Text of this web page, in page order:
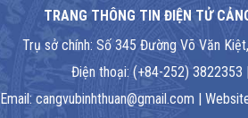
TRANG THÔNG TIN ĐIỆN TỬ
Trụ sở chính: Số 345 Đường Võ Văn
Điện thoại: (+84-252) 3822353
Email: cangvubinhthuan@gmail.com |